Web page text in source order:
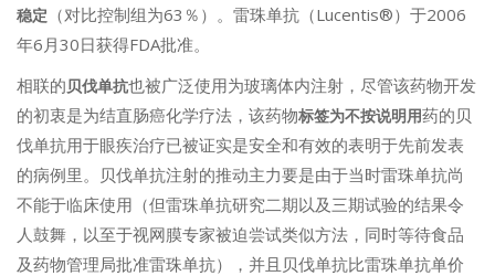
稳定 （对比控制组为63％）。雷珠单抗（Lucentis®）于2006
年6月30日获得FDA批准。
相联的贝伐单抗也被广泛使用为玻璃体内注射，尽管该药物开发
的初衷是为结直肠癌化学疗法，该药物标签为不按说明用药的贝
伐单抗用于眼疾治疗已被证实是安全和有效的表明于先前发表
的病例里。贝伐单抗注射的推动主力要是由于当时雷珠单抗尚
不能于临床使用（但雷珠单抗研究二期以及三期试验的结果令
人鼓舞，以至于视网膜专家被迫尝试类似方法，同时等待食品
及药物管理局批准雷珠单抗），并且贝伐单抗比雷珠单抗单价